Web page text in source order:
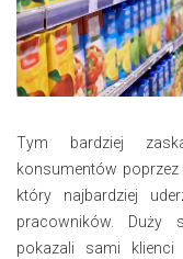
Tym bardziej
konsumentów poprzez
który najbardziej
pracowników. Duży
pokazali sami